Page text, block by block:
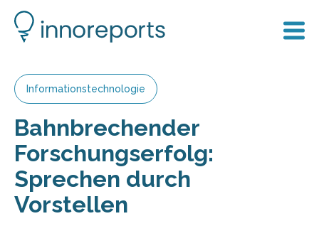
Informationstechnologie
Bahnbrechender
Forschungserfolg:
Sprechen durch
Vorstellen